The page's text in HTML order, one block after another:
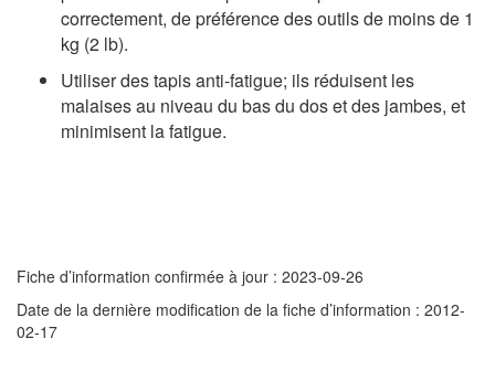
correctement, de préférence des outils de moins de 1
kg (2 lb).
Utiliser des tapis anti-fatigue; ils réduisent les
malaises au niveau du bas du dos et des jambes, et
minimisent la fatigue.
Fiche d’information confirmée à jour : 2023-09-26
Date de la dernière modification de la fiche d’information : 2012-
02-17